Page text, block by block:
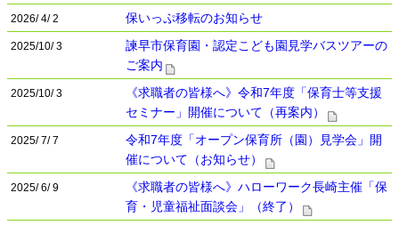
2026/ 4/ 2 保いっぷ移転のお知らせ
2025/10/ 3
諫早市保育園・認定こども園見学バスツアーの
ご案内
2025/10/ 3
《求職者の皆様へ》令和7年度「保育士等支援
セミナー」開催について（再案内）
2025/ 7/ 7
令和7年度「オープン保育所（園）見学会」開
催について（お知らせ）
2025/ 6/ 9
《求職者の皆様へ》ハローワーク長崎主催「保
育・児童福祉面談会」（終了）